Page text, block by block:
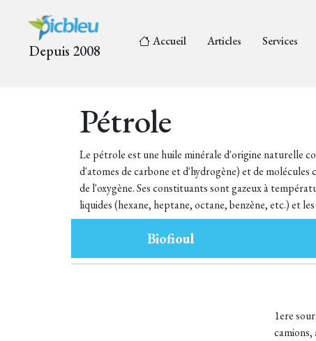
Depuis 2008
Accueil Articles Services
Pétrole
Le pétrole est une huile minérale d'origine naturelle
d'atomes de carbone et d'hydrogène) et de
de l'oxygène. Ses constituants sont gazeux à
liquides (hexane, heptane, octane, benzène, etc.) et
Biofioul
1ere